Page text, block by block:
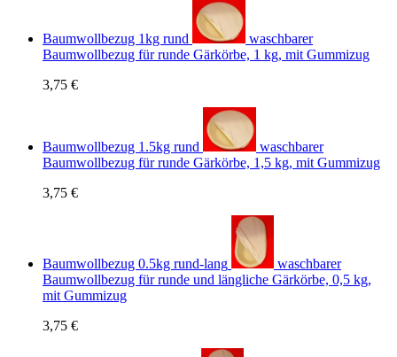
Baumwollbezug 1kg rund
waschbarer
Baumwollbezug für runde Gärkörbe, 1 kg, mit Gummizug
3,75 €
Baumwollbezug 1.5kg rund
waschbarer
Baumwollbezug für runde Gärkörbe, 1,5 kg, mit Gummizug
3,75 €
Baumwollbezug 0.5kg rund-lang
waschbarer
Baumwollbezug für runde und längliche Gärkörbe, 0,5 kg,
mit Gummizug
3,75 €